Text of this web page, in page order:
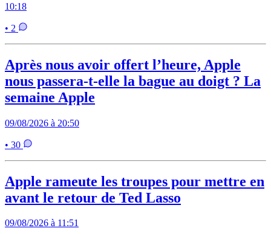
10:18
• 2
Après nous avoir offert l’heure, Apple
nous passera-t-elle la bague au doigt ? La
semaine Apple
09/08/2026 à 20:50
• 30
Apple rameute les troupes pour mettre en
avant le retour de Ted Lasso
09/08/2026 à 11:51